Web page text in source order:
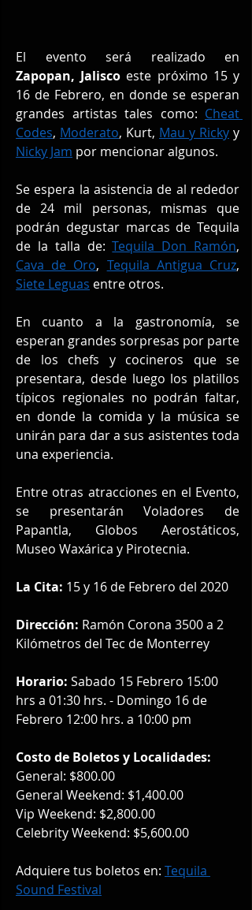
Zapopan, Jalisco este próximo 15 y
16 de Febrero, en donde se esperan
grandes artistas tales como: Cheat
Codes, Moderato, Kurt, Mau y Ricky
Nicky Jam por mencionar algunos.
Se espera la asistencia de al rededor
de 24 mil personas, mismas que
podrán degustar marcas de Tequila
de la talla de: Tequila Don Ramón
Cava de Oro, Tequila Antigua Cruz
Siete Leguas entre otros.
En cuanto a la gastronomía, se
esperan grandes sorpresas por parte
de los chefs y cocineros que se
presentara, desde luego los platillos
típicos regionales no podrán faltar,
en donde la comida y la música se
unirán para dar a sus asistentes toda
una experiencia.
Entre otras atracciones en el Evento,
se presentarán Voladores de
Papantla, Globos Aerostáticos,
Museo Waxárica y Pirotecnia.
La Cita: 15 y 16 de Febrero del 2020
Dirección: Ramón Corona 3500 a 2
Kilómetros del Tec de Monterrey
Horario: Sabado 15 Febrero 15:00
hrs a 01:30 hrs. - Domingo 16 de
Febrero 12:00 hrs. a 10:00 pm
Costo de Boletos y Localidades:
General: $800.00
General Weekend: $1,400.00
Vip Weekend: $2,800.00
Celebrity Weekend: $5,600.00
Adquiere tus boletos en: Tequila
Sound Festival